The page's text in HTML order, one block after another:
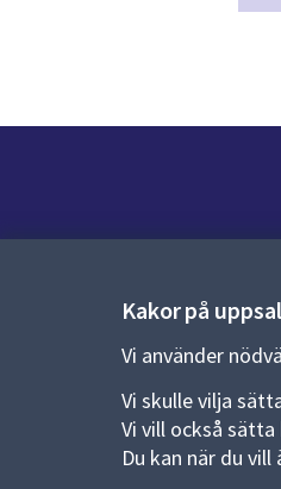
Kakor på
Vi använder
Vi skulle vilja
Vi vill också
Du kan när du
Kontaktcenter:
E-post:
Fler kontaktvägar
Pressrum